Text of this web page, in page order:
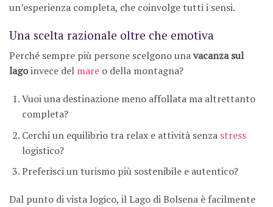
un’esperienza completa, che coinvolge tutti i sensi.
Una scelta razionale oltre che emotiva
Perché sempre più persone scelgono unavacanza sul
lagoinvece del mare o della montagna?
Vuoi una destinazione meno affollata ma altrettanto
completa?
Cerchi un equilibrio tra relax e attività senza stress
logistico?
Preferisci un turismo più sostenibile e autentico?
Dal punto di vista logico, il Lago di Bolsena è facilmente